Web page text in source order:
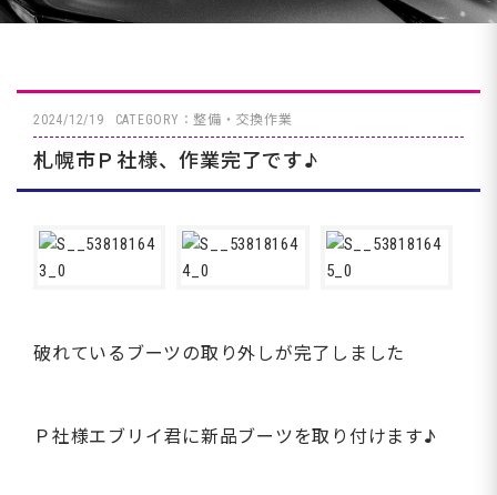
2024/12/19 CATEGORY：整備・交換作業
札幌市Ｐ社様、作業完了です♪
破れているブーツの取り外しが完了しました
Ｐ社様エブリイ君に新品ブーツを取り付けます♪